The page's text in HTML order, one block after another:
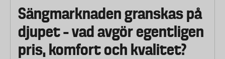
Sängmarknaden granskas på
djupet – vad avgör egentligen
pris, komfort och kvalitet?